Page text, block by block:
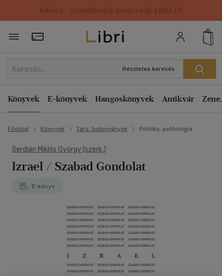
Kulacs / strandtáska most csak 1499 Ft!
Törzsvásárlói Kártya adatai
Részletes keresés
Könyvek E-könyvek Hangoskönyvek Antikvár
Főoldal Könyvek Társ. tudományok Politika, politológia
Serdián Miklós György (szerk.)
Izrael / Szabad Gondolat
E-könyv